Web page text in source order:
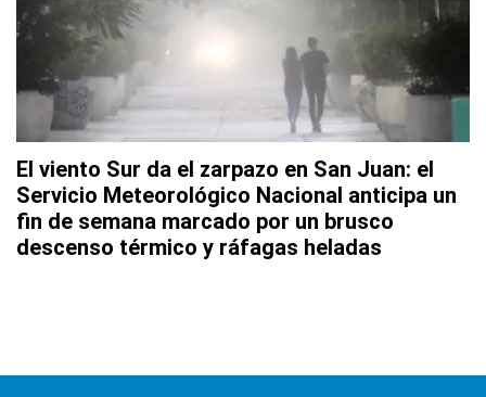
El viento Sur da el zarpazo en San Juan: el
Servicio Meteorológico Nacional anticipa un
fin de semana marcado por un brusco
descenso térmico y ráfagas heladas